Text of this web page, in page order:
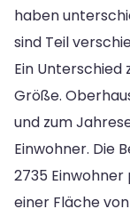
haben
sind Teil
Ein Unterschied
Größe.
und zum
Einwohner. Die
2735
einer Fläche